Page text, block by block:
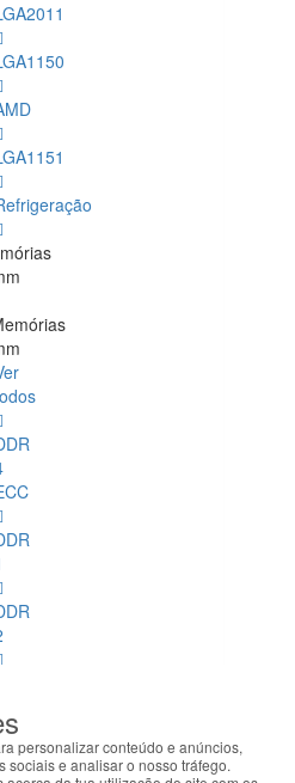
personalizar conteúdo e anúncios,
e analisar o nosso tráfego.